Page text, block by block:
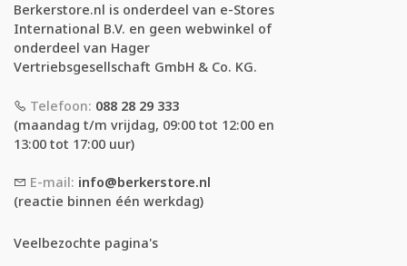
Berkerstore.nl is onderdeel van e-Stores
International B.V. en geen webwinkel of
onderdeel van Hager
Vertriebsgesellschaft GmbH & Co. KG.
Telefoon: 088 28 29 333
(maandag t/m vrijdag, 09:00 tot 12:00 en
13:00 tot 17:00 uur)
E-mail: info@berkerstore.nl
(reactie binnen één werkdag)
Veelbezochte pagina's